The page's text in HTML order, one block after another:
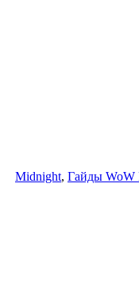
Midnight, Гайды WoW